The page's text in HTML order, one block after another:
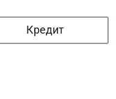
Кредит